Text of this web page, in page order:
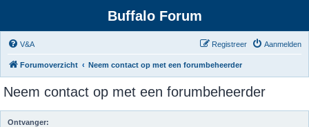
Buffalo Forum
V&A Aanmelden
Registreer
Forumoverzicht Neem contact op met een forumbeheerder
Neem contact op met een forumbeheerder
Ontvanger: